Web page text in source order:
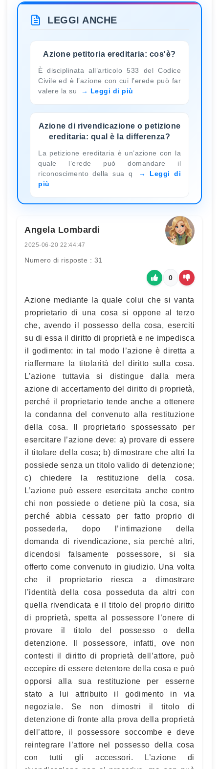
LEGGI ANCHE
Azione petitoria ereditaria: cos'è?
È disciplinata all’articolo 533 del Codice
Civile ed è l’azione con cui l’erede può far
valere la su
Leggi di più
Azione di rivendicazione o petizione
ereditaria: qual è la differenza?
La petizione ereditaria è un’azione con la
quale l’erede può domandare il
riconoscimento della sua q
Leggi di
più
Angela Lombardi
2025-06-20 22:44:47
Numero di risposte : 31
0
Azione mediante la quale colui che si vanta
proprietario di una cosa si oppone al terzo
che, avendo il possesso della cosa, eserciti
su di essa il diritto di proprietà e ne impedisca
il godimento: in tal modo l’azione è diretta a
riaffermare la titolarità del diritto sulla cosa.
L’azione tuttavia si distingue dalla mera
azione di accertamento del diritto di proprietà,
perché il proprietario tende anche a ottenere
la condanna del convenuto alla restituzione
della cosa. Il proprietario spossessato per
esercitare l’azione deve: a) provare di essere
il titolare della cosa; b) dimostrare che altri la
possiede senza un titolo valido di detenzione;
c) chiedere la restituzione della cosa.
L’azione può essere esercitata anche contro
chi non possiede o detiene più la cosa, sia
perché abbia cessato per fatto proprio di
possederla, dopo l’intimazione della
domanda di rivendicazione, sia perché altri,
dicendosi falsamente possessore, si sia
offerto come convenuto in giudizio. Una volta
che il proprietario riesca a dimostrare
l’identità della cosa posseduta da altri con
quella rivendicata e il titolo del proprio diritto
di proprietà, spetta al possessore l’onere di
provare il titolo del possesso o della
detenzione. Il possessore, infatti, ove non
contesti il diritto di proprietà dell’attore, può
eccepire di essere detentore della cosa e può
opporsi alla sua restituzione per esserne
stato a lui attribuito il godimento in via
negoziale. Se non dimostri il titolo di
detenzione di fronte alla prova della proprietà
dell’attore, il possessore soccombe e deve
reintegrare l’attore nel possesso della cosa
con tutti gli accessori. L’azione di